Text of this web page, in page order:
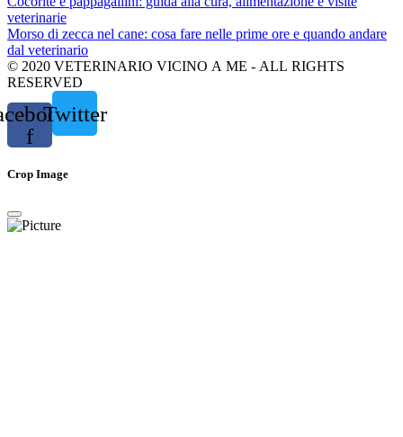
veterinarie
Morso di zecca nel cane: cosa fare nelle prime ore e quando andare
dal veterinario
© 2020 VETERINARIO VICINO A ME - ALL RIGHTS
RESERVED
f
Twitter
Crop Image